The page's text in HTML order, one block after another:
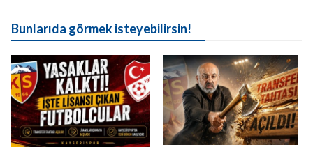
Bunlarıda görmek isteyebilirsin!